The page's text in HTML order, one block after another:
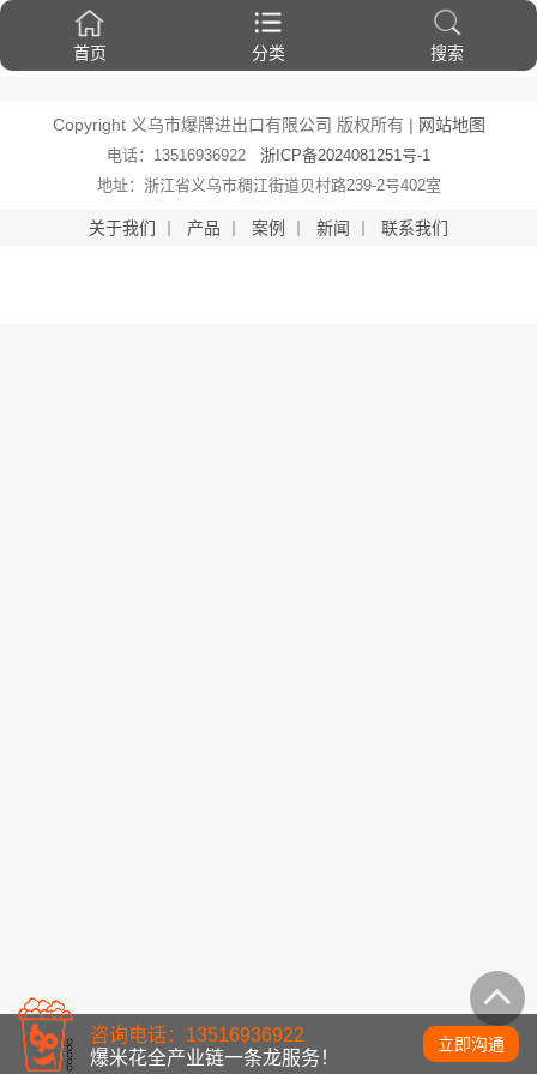
首页 分类 搜索
咨询电话：13516936922
爆米花全产业链一条龙服务！
立即沟通
Copyright 义乌市爆牌进出口有限公司 版权所有 | 网站地图
电话：13516936922 浙ICP备2024081251号-1
地址：浙江省义乌市稠江街道贝村路239-2号402室
关于我们 产品 案例 新闻 联系我们